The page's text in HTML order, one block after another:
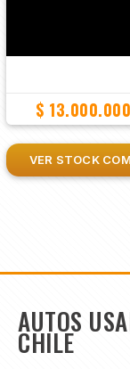
$ 13.000.000
VER STOCK
AUTOS
CHILE